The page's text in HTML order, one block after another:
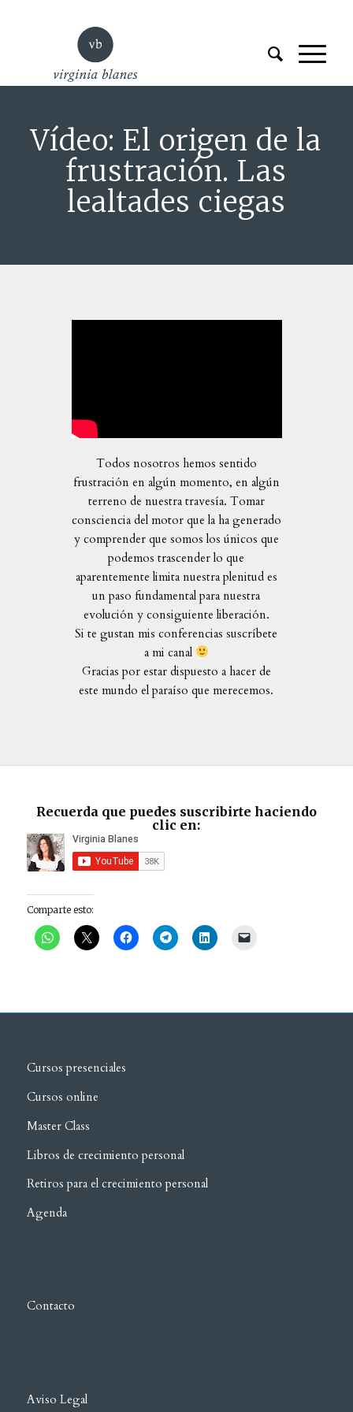
Vídeo: El origen de la
frustración. Las
lealtades ciegas
Todos nosotros hemos sentido
frustración en algún momento, en algún
terreno de nuestra travesía. Tomar
consciencia del motor que la ha generado
y comprender que somos los únicos que
podemos trascender lo que
aparentemente limita nuestra plenitud es
un paso fundamental para nuestra
evolución y consiguiente liberación.
Si te gustan mis conferencias suscríbete
a mi canal
Gracias por estar dispuesto a hacer de
este mundo el paraíso que merecemos.
Recuerda que puedes suscribirte haciendo
clic en:
Comparte esto:
Cursos presenciales
Cursos online
Master Class
Libros de crecimiento personal
Retiros para el crecimiento personal
Agenda
Contacto
Aviso Legal